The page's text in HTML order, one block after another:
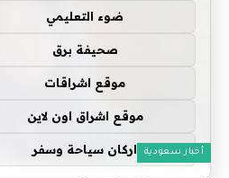
أخبار سعودية
ضوء التعليمي
صحيفة برق
موقع اشراقات
موقع اشراق اون لاين
اركان سياحة وسفر